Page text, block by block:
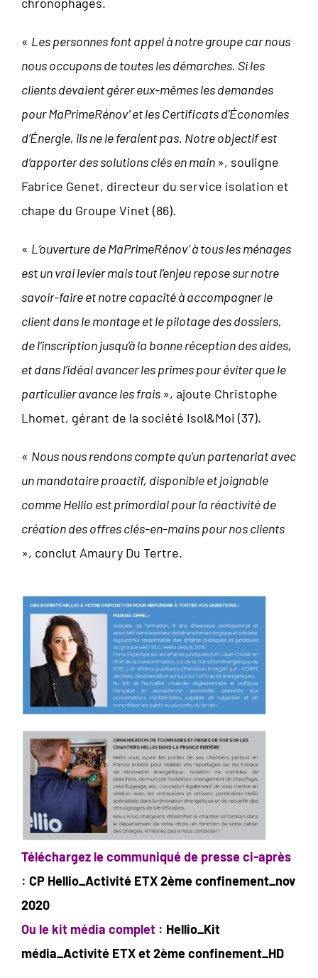
« Les personnes font appel à notre groupe car nous
nous occupons de toutes les démarches. Si les
clients devaient gérer eux-mêmes les demandes
pour MaPrimeRénov’ et les Certificats d’Économies
d’Énergie, ils ne le feraient pas. Notre objectif est
d’apporter des solutions clés en main », souligne
Fabrice Genet, directeur du service isolation et
chape du Groupe Vinet (86).
« L’ouverture de MaPrimeRénov’ à tous les ménages
est un vrai levier mais tout l’enjeu repose sur notre
savoir-faire et notre capacité à accompagner le
client dans le montage et le pilotage des dossiers,
de l’inscription jusqu’à la bonne réception des aides,
et dans l’idéal avancer les primes pour éviter que le
particulier avance les frais », ajoute Christophe
Lhomet, gérant de la société Isol&Moi (37).
« Nous nous rendons compte qu’un partenariat avec
un mandataire proactif, disponible et joignable
comme Hellio est primordial pour la réactivité de
création des offres clés-en-mains pour nos clients
», conclut Amaury Du Tertre.
Téléchargez le communiqué de presse ci-après
: CP Hellio_Activité ETX 2ème confinement_nov
2020
Ou le kit média complet : Hellio_Kit
média_Activité ETX et 2ème confinement_HD